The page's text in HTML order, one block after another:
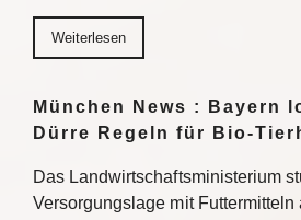
Weiterlesen
München News : Bayern
Dürre Regeln für Bio-
Das Landwirtschaftsministerium
Versorgungslage mit Futtermitteln